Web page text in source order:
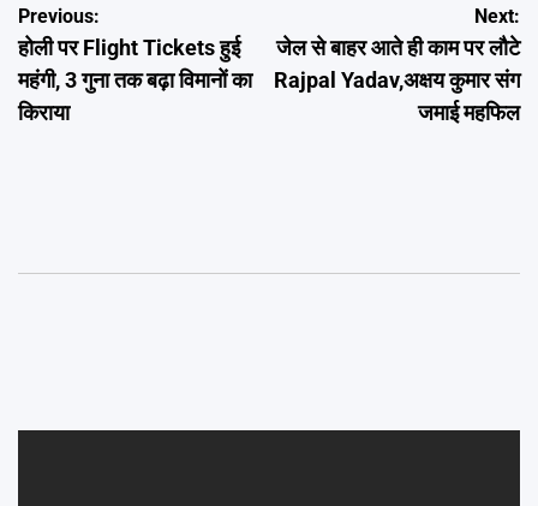
Post
navigation
Previous:
होली पर Flight Tickets हुई
महंगी, 3 गुना तक बढ़ा विमानों का
किराया
Next:
जेल से बाहर आते ही काम पर लौटे
Rajpal Yadav,अक्षय कुमार संग
जमाई महफिल